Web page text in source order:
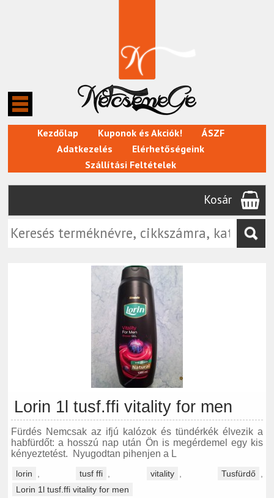
Kezdőlap Kuponok és Akciók!
ÁSZF
Adatkezelés
Elérhetőségeink
Szállítási Feltételek
Kosár
Lorin 1l tusf.ffi vitality for men
Fürdés Nemcsak az ifjú kalózok és tündérkék élvezik a
habfürdőt: a hosszú nap után Ön is megérdemel egy kis
kényeztetést. Nyugodtan pihenjen a L
lorin tusf ffi vitality Tusfürdő
Lorin 1l tusf.ffi vitality for men